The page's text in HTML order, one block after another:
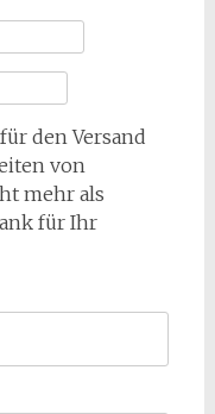
den Versand
von
mehr als
für Ihr